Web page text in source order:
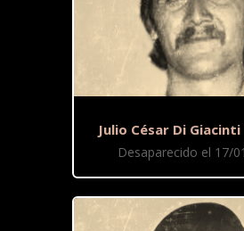
Julio César Di
Desaparecido el 17/